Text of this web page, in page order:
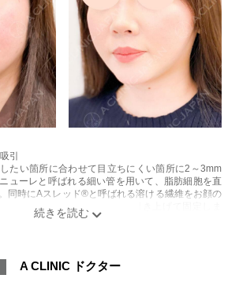
引
たい箇所に合わせて目立ちにくい箇所に2～3mm
ューレと呼ばれる細い管を用いて、脂肪細胞を直
同時にAスレッド®と呼ばれる溶ける繊維をお顔の
下へ挿入し、皮膚を内側から引き上げて固定しま
じることがございます。また、稀に貧血、細菌感
所の知覚鈍麻、ぼこつき、硬結、瘢痕化、色素沈
A CLINIC ドクター